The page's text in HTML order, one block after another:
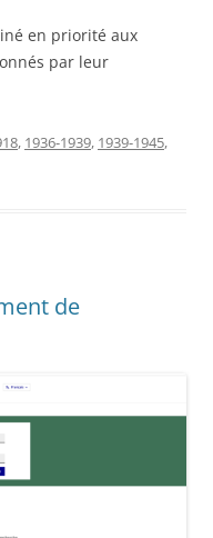
en priorité aux
par leur
, 1936-1939, 1939-1945,
de